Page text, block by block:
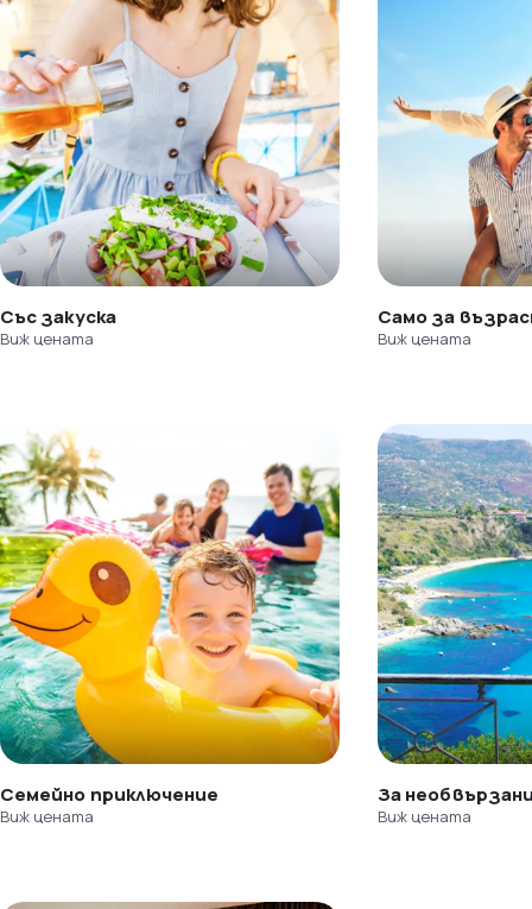
Със закуска
Виж цената
Само за
Виж цената
Семейно приключение
Виж цената
За
Виж цената